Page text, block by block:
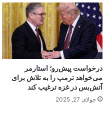
درخواست پیش‌رو؛ استارمر
می‌خواهد ترمپ را به تلاش برای
آتش‌بس در غزه ترغیب کند
جولای 27, 2025